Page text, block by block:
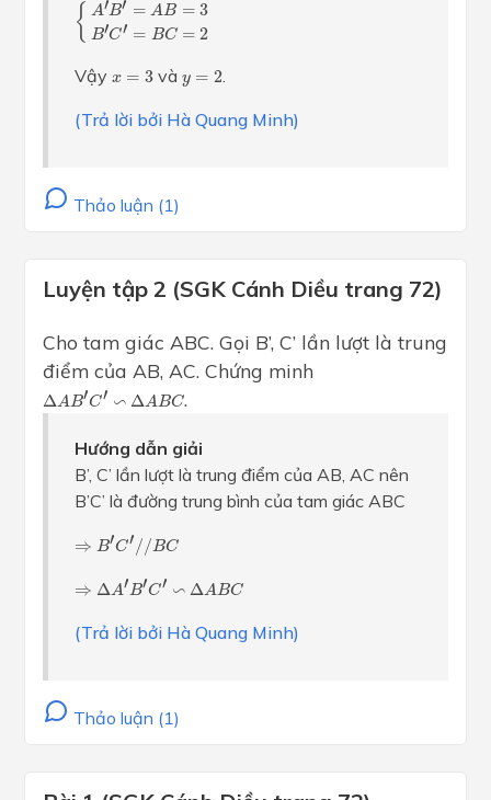
{ A B = AB = 3
B′C′ = BC = 2
Vậy x = 3
x và y = 2
y
.
(Trả lời bởi Hà Quang Minh)
Thảo luận (1)
Luyện tập 2 (SGK Cánh Diều trang 72)
Cho tam giác ABC. Gọi B’, C’ lần lượt là trung
điểm của AB, AC. Chứng minh
ΔAB′C′ ∽ ΔABC
Δ A B′C′∽ A C .
Hướng dẫn giải
B’, C’ lần lượt là trung điểm của AB, AC nên
B’C’ là đường trung bình của tam giác ABC
⇒ B′C′//BC
B′C ′//B C
⇒ ΔA′B′C′ ∽ ΔABC
A B ′C ∽Δ B C
(Trả lời bởi Hà Quang Minh)
Thảo luận (1)